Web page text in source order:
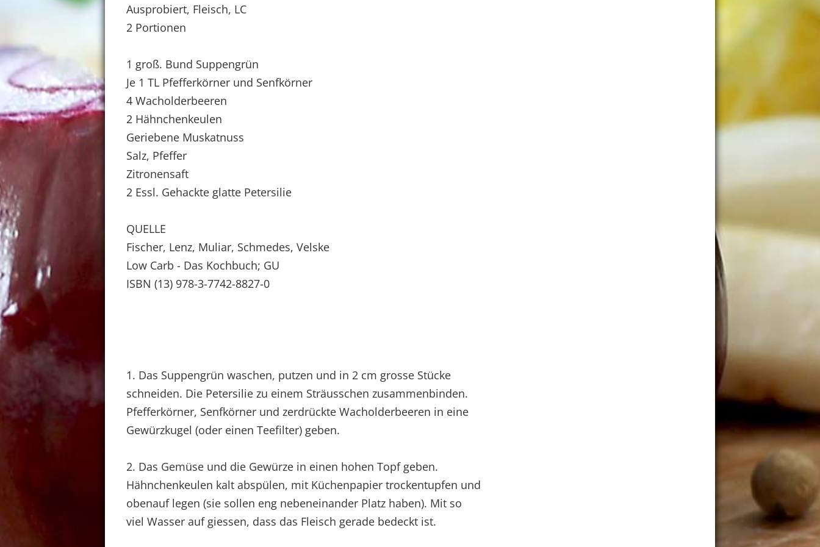
Ausprobiert, Fleisch, LC
2 Portionen
1 groß. Bund Suppengrün
Je 1 TL Pfefferkörner und Senfkörner
4 Wacholderbeeren
2 Hähnchenkeulen
Geriebene Muskatnuss
Salz, Pfeffer
Zitronensaft
2 Essl. Gehackte glatte Petersilie
QUELLE
Fischer, Lenz, Muliar, Schmedes, Velske
Low Carb - Das Kochbuch; GU
ISBN (13) 978-3-7742-8827-0
1. Das Suppengrün waschen, putzen und in 2 cm grosse Stücke
schneiden. Die Petersilie zu einem Sträusschen zusammenbinden.
Pfefferkörner, Senfkörner und zerdrückte Wacholderbeeren in eine
Gewürzkugel (oder einen Teefilter) geben.
2. Das Gemüse und die Gewürze in einen hohen Topf geben.
Hähnchenkeulen kalt abspülen, mit Küchenpapier trockentupfen und
obenauf legen (sie sollen eng nebeneinander Platz haben). Mit so
viel Wasser auf giessen, dass das Fleisch gerade bedeckt ist.